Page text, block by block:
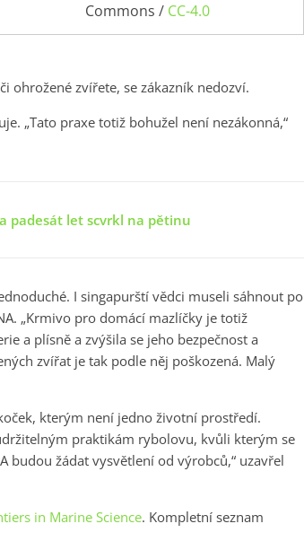
Commons / CC-4.0
ohrožené zvířete, se zákazník nedozví.
„Tato praxe totiž bohužel není nezákonná,“
padesát let scvrkl na pětinu
I singapurští vědci museli sáhnout po
„Krmivo pro domácí mazlíčky je totiž
a plísně a zvýšila se jeho bezpečnost a
zvířat je tak podle něj poškozená. Malý
kterým není jedno životní prostředí.
praktikám rybolovu, kvůli kterým se
budou žádat vysvětlení od výrobců,“ uzavřel
in Marine Science. Kompletní seznam